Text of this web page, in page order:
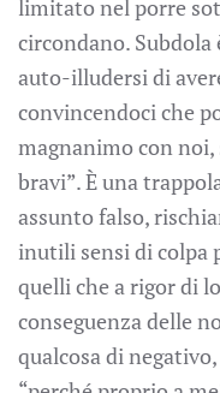
limitato nel porre
circondano. Subdola
auto-illudersi di
convincendoci che
magnanimo con
bravi”. È una
assunto falso,
inutili sensi di colpa
quelli che a rigor di
conseguenza delle
qualcosa di